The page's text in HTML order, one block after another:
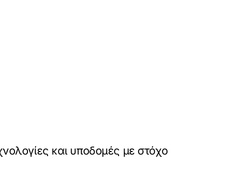
και υποδομές με στόχο